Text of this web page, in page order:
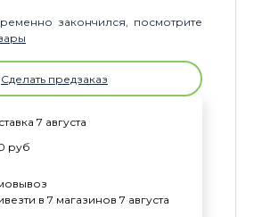
закончился, посмотрите
Сделать предзаказ
7 августа
руб
в 7 магазинов 7 августа